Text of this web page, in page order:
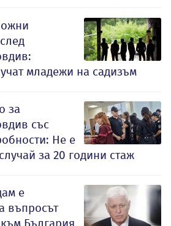
младежи на садизъм
за
със
Не е
за 20 години стаж
е
въпросът
България